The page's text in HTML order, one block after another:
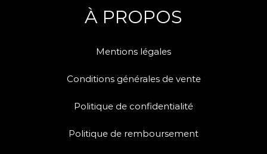
À PROPOS
Mentions légales
Conditions générales de vente
Politique de confidentialité
Politique de remboursement